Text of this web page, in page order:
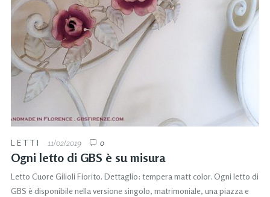
LETTI 11/02/2019 0
Ogni letto di GBS è su misura
Letto Cuore Gilioli Fiorito. Dettaglio: tempera matt color. Ogni letto di
GBS è disponibile nella versione singolo, matrimoniale, una piazza e